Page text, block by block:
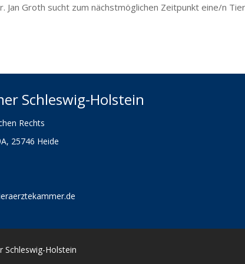
Jan Groth sucht zum nächstmöglichen Zeitpunkt eine/n
Schleswig-Holstein
Rechts
25746 Heide
Holstein